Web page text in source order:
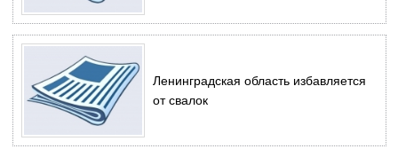
Ленинградская область избавляется
от свалок